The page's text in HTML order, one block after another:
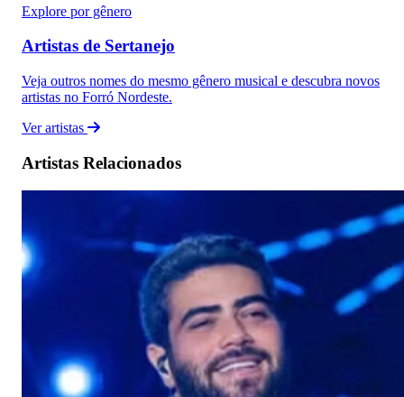
Explore por gênero
Artistas de Sertanejo
Veja outros nomes do mesmo gênero musical e descubra novos
artistas no Forró Nordeste.
Ver artistas
Artistas Relacionados